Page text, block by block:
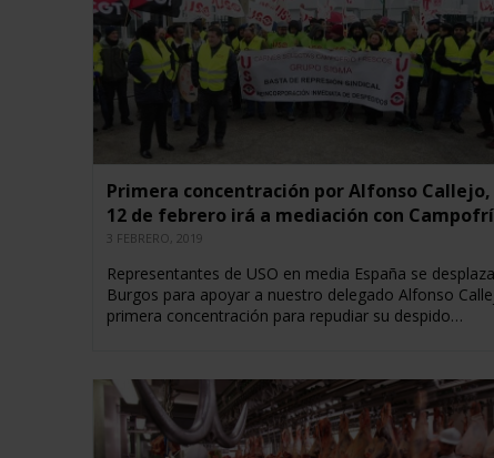
Primera concentración por Alfonso Callejo,
12 de febrero irá a mediación con
3 FEBRERO, 2019
Representantes de USO en media España se
Burgos para apoyar a nuestro delegado Alfonso
primera concentración para repudiar su despido…